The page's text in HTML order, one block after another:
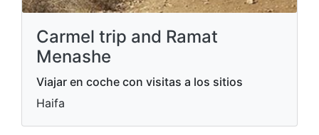
Carmel trip and Ramat
Menashe
Viajar en coche con visitas a los sitios
Haifa